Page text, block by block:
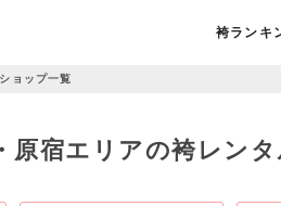
袴ランキ
ョップ一覧
原宿エリアの袴レン